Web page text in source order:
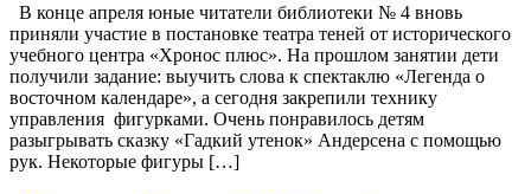
В конце апреля юные читатели библиотеки № 4 вновь
приняли участие в постановке театра теней от исторического
учебного центра «Хронос плюс». На прошлом занятии дети
получили задание: выучить слова к спектаклю «Легенда о
восточном календаре», а сегодня закрепили технику
управления фигурками. Очень понравилось детям
разыгрывать сказку «Гадкий утенок» Андерсена с помощью
рук. Некоторые фигуры […]